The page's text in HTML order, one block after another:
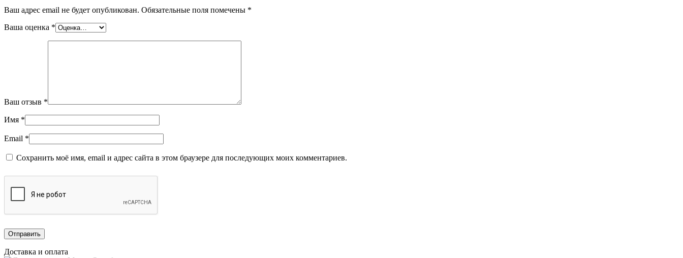
Ваш адрес email не будет опубликован. Обязательные поля помечены *
Ваша оценка *
Ваш отзыв *
Имя *
Email *
Сохранить моё имя, email и адрес сайта в этом браузере для последующих моих комментариев.
Доставка и оплата